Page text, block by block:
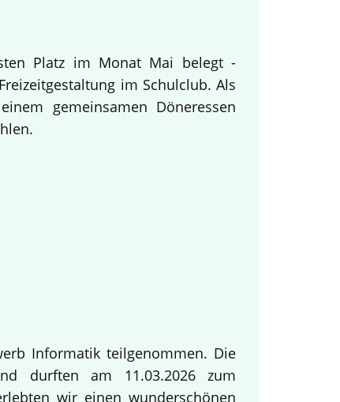
Platz im Monat Mai belegt -
im Schulclub. Als
gemeinsamen Döneressen
Informatik teilgenommen. Die
durften am 11.03.2026 zum
wir einen wunderschönen